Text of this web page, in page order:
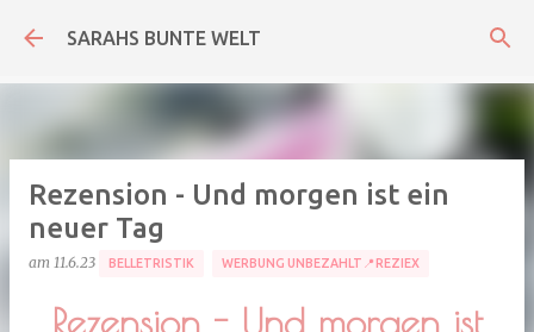
Direkt zum Hauptbereich
SARAHS BUNTE WELT
Rezension - Und morgen ist ein
neuer Tag
am 11.6.23 BELLETRISTIK WERBUNG UNBEZAHLT📍REZIEX